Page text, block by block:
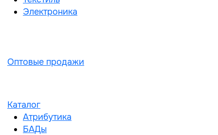
Электроника
Оптовые продажи
Каталог
Атрибутика
БАДы